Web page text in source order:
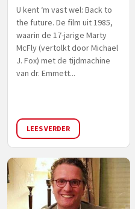
U kent ‘m vast wel: Back to
the future. De film uit 1985,
waarin de 17-jarige Marty
McFly (vertolkt door Michael
J. Fox) met de tijdmachine
van dr. Emmett...
LEES VERDER